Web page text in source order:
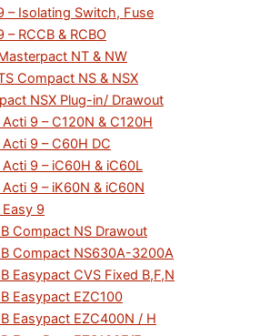
– Isolating Switch, Fuse
– RCCB & RCBO
NT & NW
Compact NS & NSX
NSX Plug-in/ Drawout
Acti 9 – C120N & C120H
Acti 9 – C60H DC
Acti 9 – iC60H & iC60L
Acti 9 – iK60N & iC60N
Easy 9
Compact NS Drawout
Compact NS630A-3200A
Easypact CVS Fixed B,F,N
Easypact EZC100
Easypact EZC400N / H